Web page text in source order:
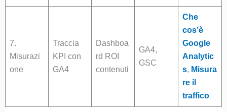
7.
Misurazi
one
Traccia
KPI con
GA4
Dashboa
rd ROI
contenuti
GA4,
GSC
Che
cos’è
Google
Analytic
s, Misura
re il
traffico